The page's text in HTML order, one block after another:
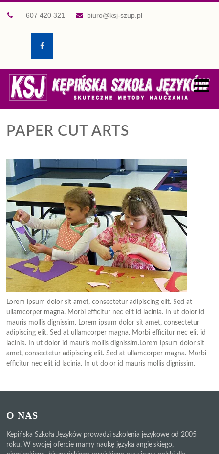
607 420 321 biuro@ksj-szup.pl
PAPER CUT ARTS
Lorem ipsum dolor sit amet, consectetur adipiscing elit. Sed at
ullamcorper magna. Morbi efficitur nec elit id lacinia. In ut dolor id
mauris mollis dignissim. Lorem ipsum dolor sit amet, consectetur
adipiscing elit. Sed at ullamcorper magna. Morbi efficitur nec elit id
lacinia. In ut dolor id mauris mollis dignissim.Lorem ipsum dolor sit
amet, consectetur adipiscing elit. Sed at ullamcorper magna. Morbi
efficitur nec elit id lacinia. In ut dolor id mauris mollis dignissim.
O NAS
Kępińska Szkoła Języków prowadzi szkolenia językowe od 2005
roku. W swojej ofercie mamy naukę języka angielskiego,